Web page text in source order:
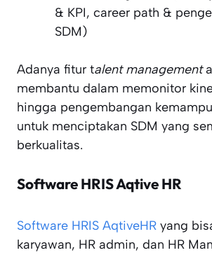
& KPI, career path &
SDM)
Adanya fitur talent management
membantu dalam memonitor
hingga pengembangan
untuk menciptakan SDM yang
berkualitas.
Software HRISAqtive HR
Software HRIS AqtiveHR yang
karyawan, HR admin, dan HR